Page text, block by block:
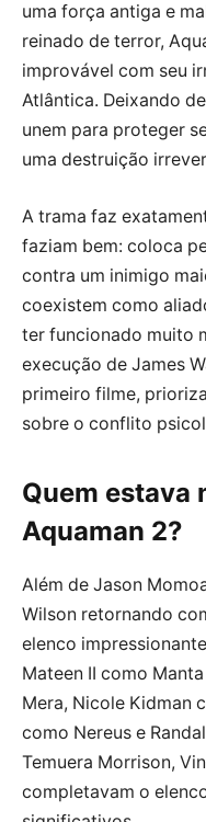
uma força antiga e
reinado de terror,
improvável com seu
Atlântica. Deixando
unem para proteger
uma destruição
A trama faz
faziam bem: coloca
contra um inimigo
coexistem como
ter funcionado muito
execução de James
primeiro filme,
sobre o conflito
Quem estava
Aquaman 2?
Além de Jason
Wilson retornando
elenco
Mateen II como
Mera, Nicole Kidman
como Nereus e
Temuera Morrison,
completavam o